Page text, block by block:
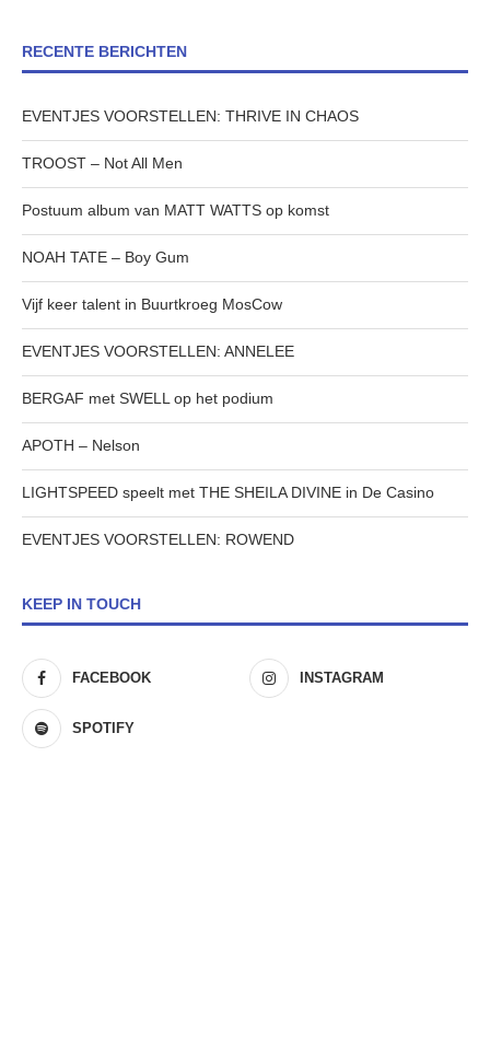
RECENTE BERICHTEN
EVENTJES VOORSTELLEN: THRIVE IN CHAOS
TROOST – Not All Men
Postuum album van MATT WATTS op komst
NOAH TATE – Boy Gum
Vijf keer talent in Buurtkroeg MosCow
EVENTJES VOORSTELLEN: ANNELEE
BERGAF met SWELL op het podium
APOTH – Nelson
LIGHTSPEED speelt met THE SHEILA DIVINE in De Casino
EVENTJES VOORSTELLEN: ROWEND
KEEP IN TOUCH
FACEBOOK INSTAGRAM
SPOTIFY